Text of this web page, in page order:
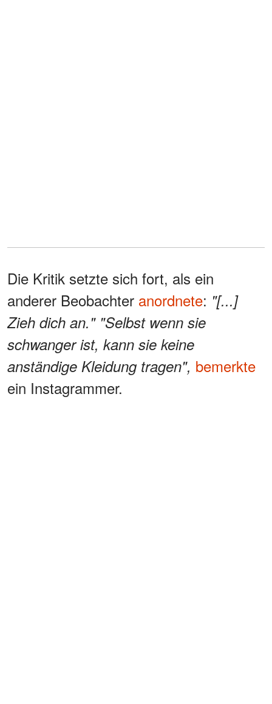
Die Kritik setzte sich fort, als ein
anderer Beobachter anordnete: "[...]
Zieh dich an." "Selbst wenn sie
schwanger ist, kann sie keine
anständige Kleidung tragen", bemerkte
ein Instagrammer.